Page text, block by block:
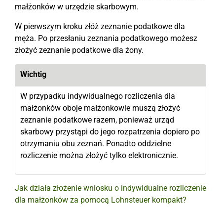
małżonków w urzędzie skarbowym.
W pierwszym kroku złóż zeznanie podatkowe dla
męża. Po przesłaniu zeznania podatkowego możesz
złożyć zeznanie podatkowe dla żony.
Wichtig
W przypadku indywidualnego rozliczenia dla
małżonków oboje małżonkowie muszą złożyć
zeznanie podatkowe razem, ponieważ urząd
skarbowy przystąpi do jego rozpatrzenia dopiero po
otrzymaniu obu zeznań. Ponadto oddzielne
rozliczenie można złożyć tylko elektronicznie.
Jak działa złożenie wniosku o indywidualne rozliczenie
dla małżonków za pomocą Lohnsteuer kompakt?